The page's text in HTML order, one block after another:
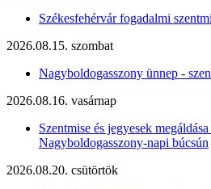
Székesfehérvár fogadalmi
2026.08.15. szombat
Nagyboldogasszony ünnep -
2026.08.16. vasárnap
Szentmise és jegyesek
Nagyboldogasszony-napi búcsún
2026.08.20. csütörtök